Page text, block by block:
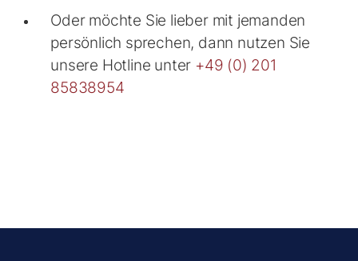
Oder möchte Sie lieber mit jemanden
persönlich sprechen, dann nutzen Sie
unsere Hotline unter +49 (0) 201
85838954